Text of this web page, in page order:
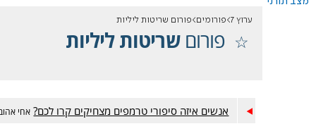
ערוץ 7 פורומים פורום שריטות ליליות
פורוםשריטות ליליות
אנשים איזה סיפורי טרמפים מצחיקים קרו לכם? אחי